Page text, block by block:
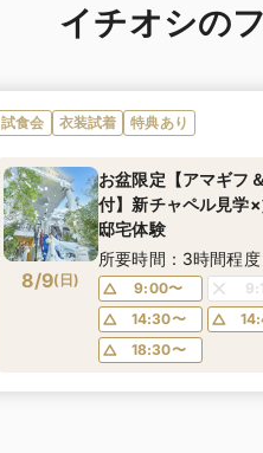
イチオシの
試食会 衣装試着 特典あり
8/9( 日)
お盆限定【アマギフ
付】新チャペル見学
邸宅体験
所要時間：3時間程度
9:00〜
14:30〜
18:30〜